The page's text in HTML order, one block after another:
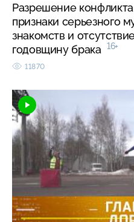
Разрешение
признаки серьезного
знакомств и
годовщину брака
16+
11870